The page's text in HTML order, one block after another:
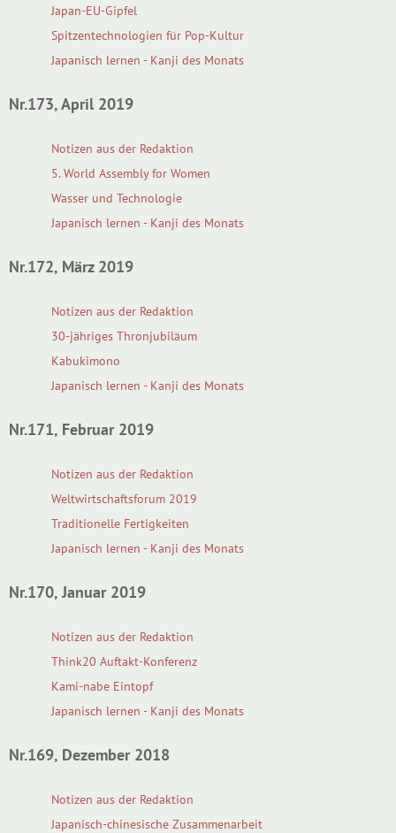
Japan-EU-Gipfel
Spitzentechnologien für Pop-Kultur
Japanisch lernen - Kanji des Monats
Nr.173, April 2019
Notizen aus der Redaktion
5. World Assembly for Women
Wasser und Technologie
Japanisch lernen - Kanji des Monats
Nr.172, März 2019
Notizen aus der Redaktion
30-jähriges Thronjubiläum
Kabukimono
Japanisch lernen - Kanji des Monats
Nr.171, Februar 2019
Notizen aus der Redaktion
Weltwirtschaftsforum 2019
Traditionelle Fertigkeiten
Japanisch lernen - Kanji des Monats
Nr.170, Januar 2019
Notizen aus der Redaktion
Think20 Auftakt-Konferenz
Kami-nabe Eintopf
Japanisch lernen - Kanji des Monats
Nr.169, Dezember 2018
Notizen aus der Redaktion
Japanisch-chinesische Zusammenarbeit